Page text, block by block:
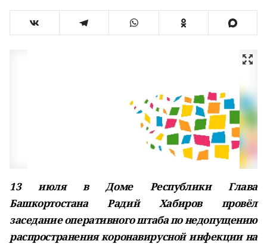
13 июля в Доме Республики Глава
Башкортостана Радий Хабиров провёл
заседание оперативного штаба по недопущению
распространения коронавирусной инфекции на